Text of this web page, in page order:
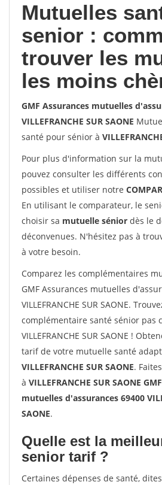
Mutuelles
senior :
trouver les
les moins
GMF Assurances mutuelles
VILLEFRANCHE SUR SAONE
santé pour sénior à
Pour plus d'information sur la
pouvez consulter les différents
possibles et utiliser notre
En utilisant le comparateur, le
choisir sa mutuelle sénior dès le
déconvenues. N'hésitez pas à
à votre besoin.
Comparez les complémentaires
GMF Assurances mutuelles
VILLEFRANCHE SUR SAONE.
complémentaire santé sénior pas
VILLEFRANCHE SUR SAONE !
tarif de votre mutuelle santé
VILLEFRANCHE SUR SAONE.
à VILLEFRANCHE SUR SAONE
mutuelles d'assurances 69400
SAONE.
Quelle est la
senior tarif ?
Certaines dépenses de santé,